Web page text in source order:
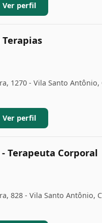
Ver perfil
1270 - Vila Santo Antônio,
Ver perfil
Terapeuta Corporal
828 - Vila Santo Antônio,